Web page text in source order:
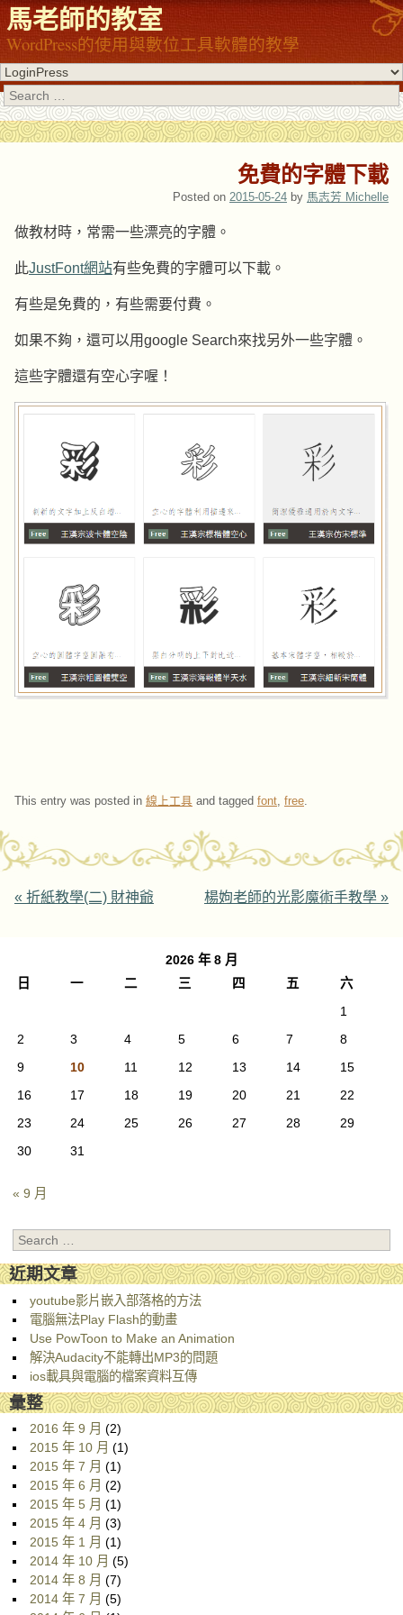
馬老師的教室
WordPress的使用與數位工具軟體的教學
Search
免費的字體下載
Posted on 2015-05-24 by 馬志芳 Michelle
做教材時，常需一些漂亮的字體。
此JustFont網站有些免費的字體可以下載。
有些是免費的，有些需要付費。
如果不夠，還可以用google Search來找另外一些字體。
這些字體還有空心字喔！
This entry was posted in 線上工具 and tagged font, free.
Post navigation
« 折紙教學(二) 財神爺 楊姁老師的光影魔術手教學 »
2026 年 8 月
日
一 二 三 四 五
六
1
2
3 4 5 6 7
8
9
10 11 12 13 14
15
16
17 18 19 20 21
22
23
24 25 26 27 28
29
30
31
« 9 月
Search
近期文章
youtube影片嵌入部落格的方法
電腦無法Play Flash的動畫
Use PowToon to Make an Animation
解決Audacity不能轉出MP3的問題
ios載具與電腦的檔案資料互傳
彙整
2016 年 9 月 (2)
2015 年 10 月 (1)
2015 年 7 月 (1)
2015 年 6 月 (2)
2015 年 5 月 (1)
2015 年 4 月 (3)
2015 年 1 月 (1)
2014 年 10 月 (5)
2014 年 8 月 (7)
2014 年 7 月 (5)